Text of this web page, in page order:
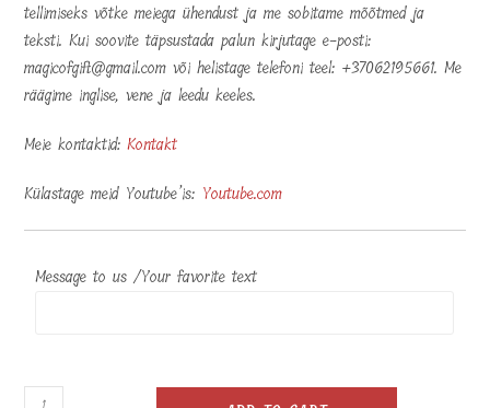
tellimiseks võtke meiega ühendust ja me sobitame mõõtmed ja
teksti. Kui soovite täpsustada palun kirjutage e-posti:
magicofgift@gmail.com või helistage telefoni teel: +37062195661. Me
räägime inglise, vene ja leedu keeles.
Meie kontaktid:Kontakt
Külastage meid Youtube’is: Youtube.com
Message to us /Your favorite text
Puidust